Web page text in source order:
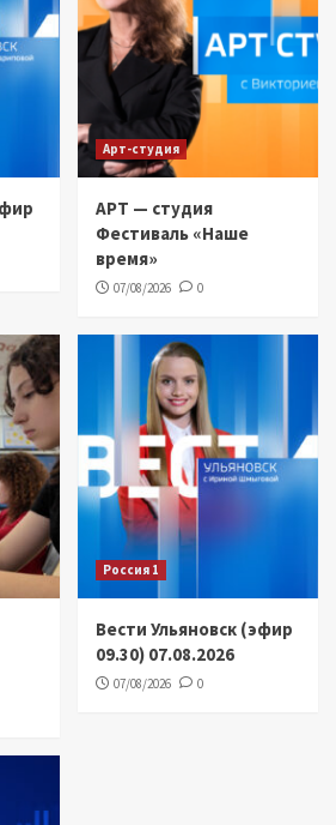
Арт-студия
АРТ — студия
Фестиваль «Наше
время»
07/08/2026 0
Россия 1
Вести Ульяновск (эфир
09.30) 07.08.2026
07/08/2026 0